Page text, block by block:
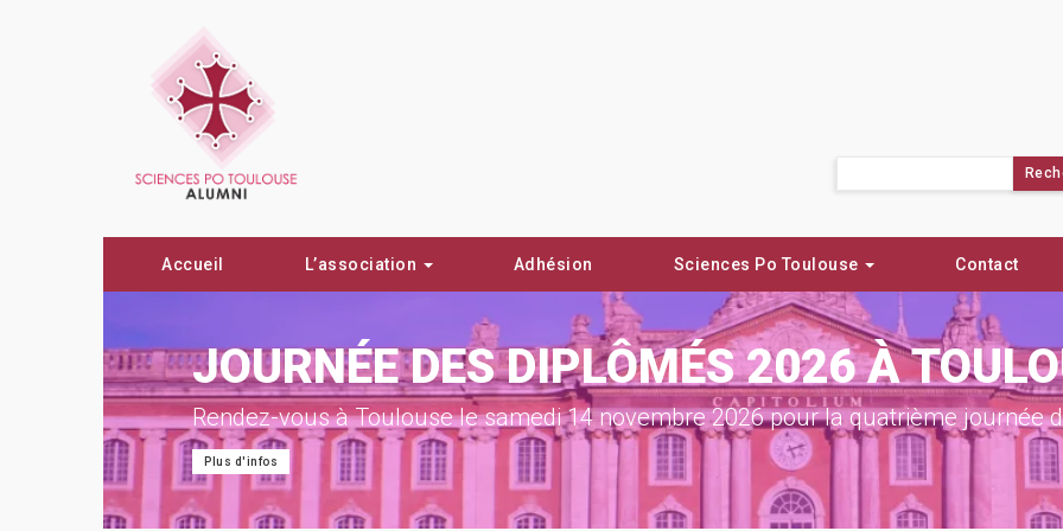
Accueil L’association Adhésion Sciences Po Toulouse Contact
JOURNÉE DES DIPLÔMÉS 2026 À
Rendez-vous à Toulouse le samedi 14 novembre 2026 pour la quatrième journée
Plus d'infos